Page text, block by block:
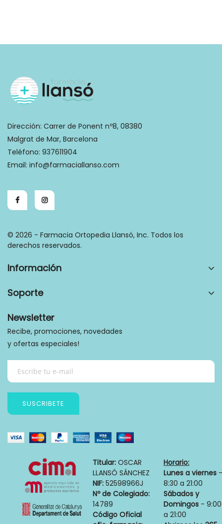
Dirección: Carrer de Ponent nº8, 08380
Malgrat de Mar, Barcelona
Teléfono: 937611904
Email: info@farmaciallanso.com
© 2026 - Farmacia Ortopedia Llansó, Inc. Todos los
derechos reservados.
Información
Soporte
Newsletter
Recibe, promociones, novedades
y ofertas especiales!
SUSCRIBETE
Titular: OSCAR
LLANSÓ SÁNCHEZ
NIF: 52598966J
Nº de Colegiado:
14789
Código Oficial
Horario:
Lunes a viernes -
8:30 a 21:00
Sábados y
Domingos - 9:00
a 21:00